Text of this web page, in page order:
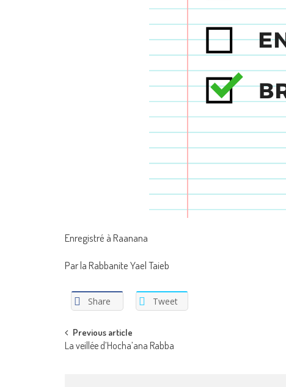
Enregistré à Raanana
Par la Rabbanite Yael Taieb
Share Tweet
Post
Previous article
La veillée d’Hocha’ana Rabba